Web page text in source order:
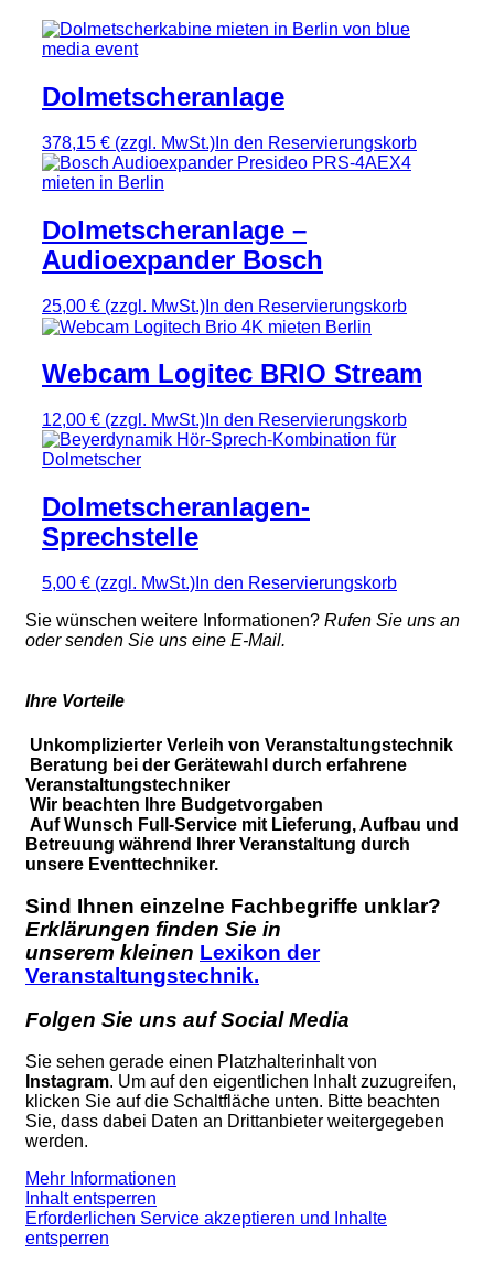
Dolmetscheranlage
378,15 € (zzgl. MwSt.) In den Reservierungskorb
Dolmetscheranlage –
Audioexpander Bosch
25,00 € (zzgl. MwSt.) In den Reservierungskorb
Webcam Logitec BRIO Stream
12,00 € (zzgl. MwSt.) In den Reservierungskorb
Dolmetscheranlagen-
Sprechstelle
5,00 € (zzgl. MwSt.) In den Reservierungskorb
Sie wünschen weitere Informationen? Rufen Sie uns an
oder senden Sie uns eine E-Mail.
Ihre Vorteile
Unkomplizierter Verleih von Veranstaltungstechnik
Beratung bei der Gerätewahl durch erfahrene
Veranstaltungstechniker
Wir beachten Ihre Budgetvorgaben
Auf Wunsch Full-Service mit Lieferung, Aufbau und
Betreuung während Ihrer Veranstaltung durch
unsere Eventtechniker.
Sind Ihnen einzelne Fachbegriffe unklar?
Erklärungen finden Sie in
unserem kleinen Lexikon der
Veranstaltungstechnik.
Folgen Sie uns auf Social Media
Sie sehen gerade einen Platzhalterinhalt von
Instagram. Um auf den eigentlichen Inhalt zuzugreifen,
klicken Sie auf die Schaltfläche unten. Bitte beachten
Sie, dass dabei Daten an Drittanbieter weitergegeben
werden.
Mehr Informationen
Inhalt entsperren
Erforderlichen Service akzeptieren und Inhalte
entsperren